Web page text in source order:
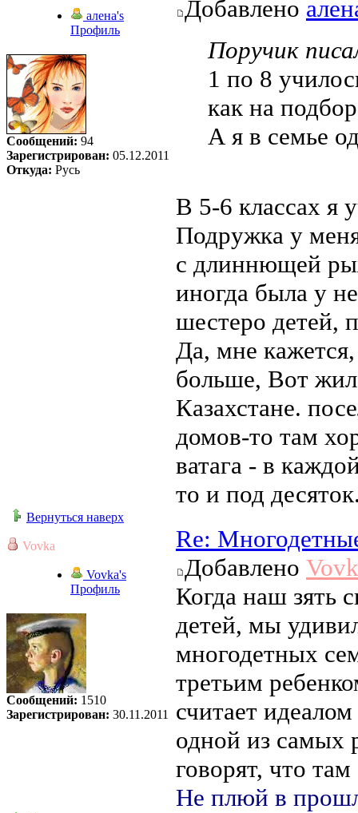
алена's
Профиль
Сообщений: 94
Зарегистрирован: 05.12.2011
Откуда: Русь
Добавлено
Поручик
1 по 8
как на
А я в семье
В 5-6 классах я
Подружка у
с длиннющей
иногда была у
шестеро детей,
Да, мне
больше, Вот
Казахстане.
домов-то там
ватага - в
то и под
Вернуться наверх
Vovka
Vovka's
Профиль
Сообщений: 1510
Зарегистрирован: 30.11.2011
Re:
Добавлено
Когда наш зять
детей, мы
многодетных
третьим
считает
одной из самых
говорят, что
Не плюй в